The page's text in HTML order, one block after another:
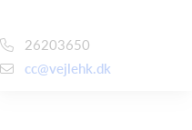
26203650
cc@vejlehk.dk